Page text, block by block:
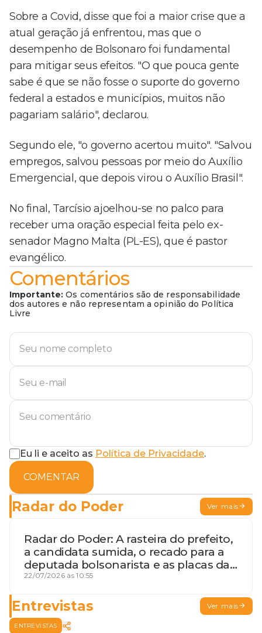
Sobre a Covid, disse que foi a maior crise que a
atual geração já enfrentou, mas que o
desempenho de Bolsonaro foi fundamental
para mitigar seus efeitos. "O que pouca gente
sabe é que se não fosse o suporte do governo
federal a estados e municípios, muitos não
pagariam salário", declarou.
Segundo ele, "o governo acertou muito". "Salvou
empregos, salvou pessoas por meio do Auxílio
Emergencial, que depois virou o Auxílio Brasil".
No final, Tarcísio ajoelhou-se no palco para
receber uma oração especial feita pelo ex-
senador Magno Malta (PL-ES), que é pastor
evangélico.
Comentários
Importante: Os comentários são de responsabilidade
dos autores e não representam a opinião do Política
Livre
Eu li e aceito as Política de Privacidade.
COMENTAR
Radar do Poder Ver mais
Radar do Poder: A rasteira do prefeito,
a candidata sumida, o recado para a
deputada bolsonarista e as placas da
discórdia
22/07/2026 às 10:55
Entrevistas Ver mais
ENTREVISTAS